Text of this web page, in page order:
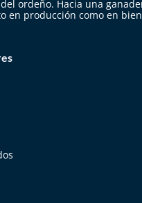
ordeño. Hacia una
en producción como en